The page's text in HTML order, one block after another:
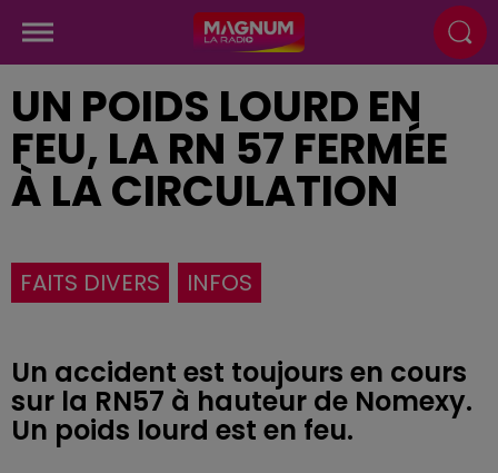
UN POIDS LOURD EN
FEU, LA RN 57 FERMÉE
À LA CIRCULATION
FAITS DIVERS INFOS
Un accident est toujours en cours
sur la RN57 à hauteur de Nomexy.
Un poids lourd est en feu.